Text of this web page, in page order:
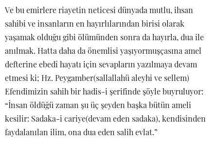
Ve bu emirlere riayetin neticesi dünyada mutlu, ihsan
sahibi ve insanların en hayırlılarından birisi olarak
yaşamak olduğu gibi ölümünden sonra da hayırla, dua ile
anılmak. Hatta daha da önemlisi yaşıyormuşçasına amel
defterine ebedî hayatı için sevapların yazılmaya devam
etmesi ki; Hz. Peygamber(sallallahü aleyhi ve sellem)
Efendimizin sahih bir hadis-i şerifinde şöyle buyruluyor:
“İnsan öldüğü zaman şu üç şeyden başka bütün ameli
kesilir: Sadaka-i cariye(devam eden sadaka), kendisinden
faydalanılan ilim, ona dua eden salih evlat.”